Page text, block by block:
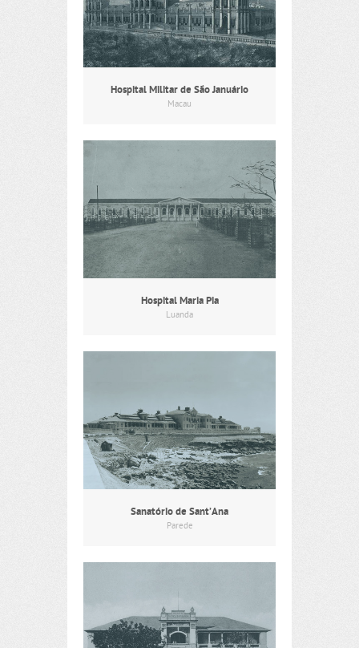
Hospital Militar de São Januário
Macau
Hospital Maria Pia
Luanda
Sanatório de Sant’Ana
Parede